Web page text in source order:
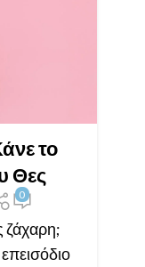
το
Θες
0
ζάχαρη;